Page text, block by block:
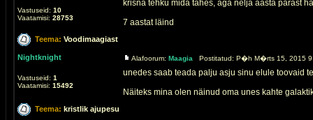
Vastuseid: 10
Vaatamisi: 28753
krisna tehku mida tahes, aga nelja aasta pärast
7 aastat läind
Teema: Voodimaagiast
Nightknight
Vastuseid: 1
Vaatamisi: 15492
Alafoorum: Maagia Postitatud: P�h M�rts 15, 2015
unedes saab teada palju asju sinu elule toovaid
Näiteks mina olen näinud oma unes kahte
Teema: kristlik ajupesu